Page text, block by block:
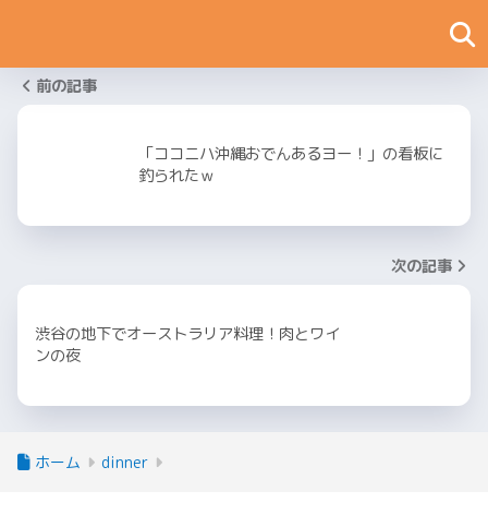
前の記事
「ココニハ沖縄おでんあるヨー！」の看板に
釣られたｗ
次の記事
渋谷の地下でオーストラリア料理！肉とワイ
ンの夜
ホーム dinner